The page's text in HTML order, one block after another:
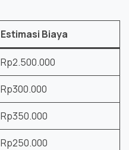
Estimasi Biaya
Rp2.500.000
Rp300.000
Rp350.000
Rp250.000